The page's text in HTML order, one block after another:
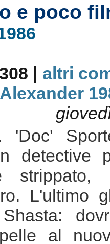
e poco
| altri
detective
L'ultimo
Shasta:
al